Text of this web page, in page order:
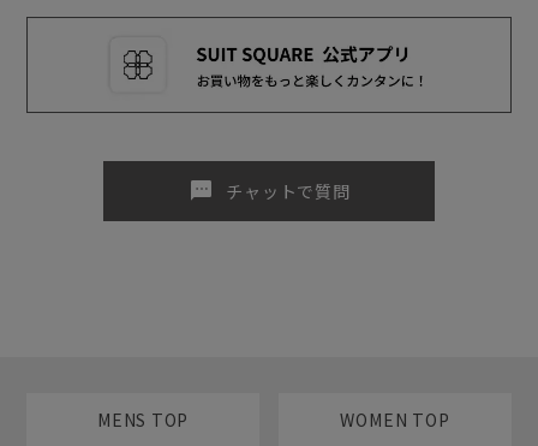
sms チャットで質問
MENS TOP WOMEN TOP